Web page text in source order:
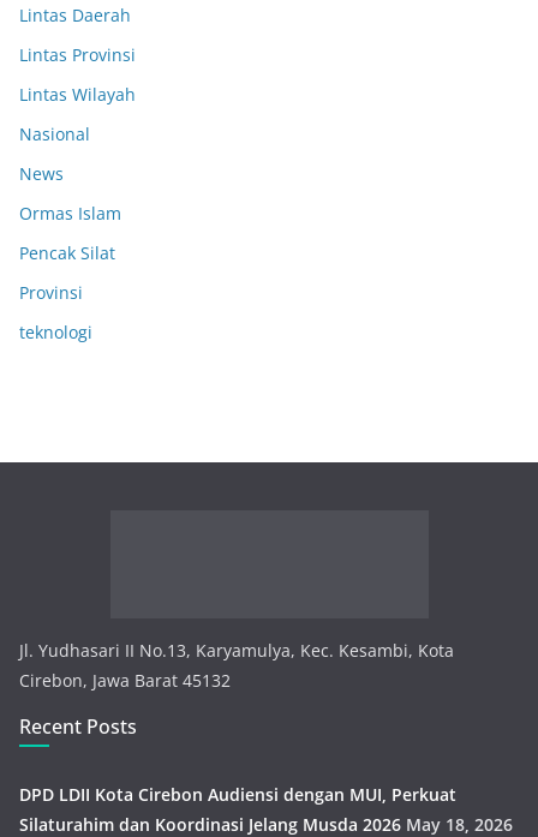
Lintas Daerah
Lintas Provinsi
Lintas Wilayah
Nasional
News
Ormas Islam
Pencak Silat
Provinsi
teknologi
Jl. Yudhasari II No.13, Karyamulya, Kec. Kesambi, Kota
Cirebon, Jawa Barat 45132
Recent Posts
DPD LDII Kota Cirebon Audiensi dengan MUI, Perkuat
Silaturahim dan Koordinasi Jelang Musda 2026 May 18, 2026